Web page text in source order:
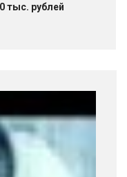
тыс. рублей